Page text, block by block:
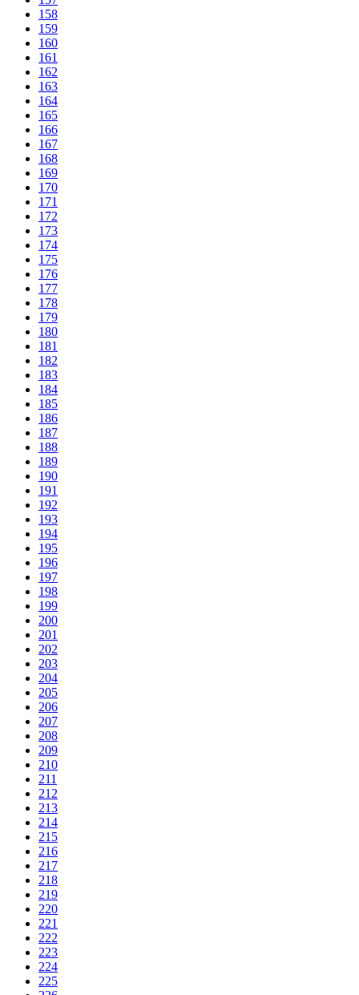
158
159
160
161
162
163
164
165
166
167
168
169
170
171
172
173
174
175
176
177
178
179
180
181
182
183
184
185
186
187
188
189
190
191
192
193
194
195
196
197
198
199
200
201
202
203
204
205
206
207
208
209
210
211
212
213
214
215
216
217
218
219
220
221
222
223
224
225